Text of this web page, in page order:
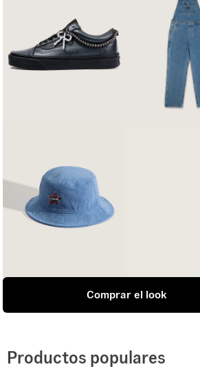
Comprar el look
Productos populares